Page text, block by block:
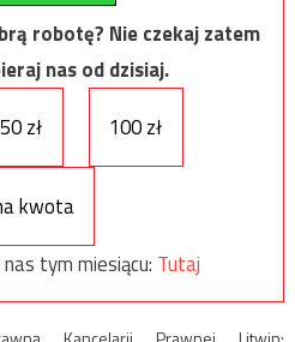
robotę? Nie czekaj zatem
nas od dzisiaj.
50 zł 100 zł
kwota
tym miesiącu: Tutaj